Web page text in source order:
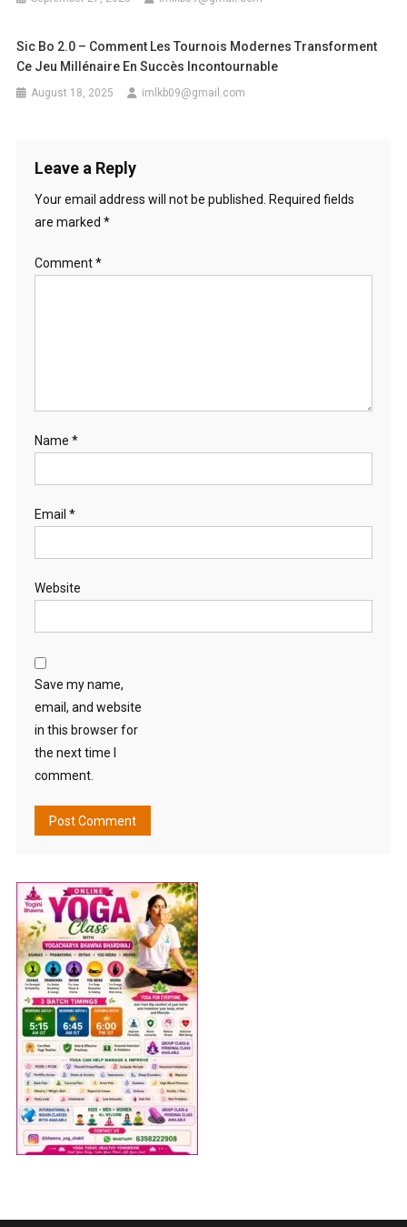
Sic Bo 2.0 – Comment Les Tournois Modernes Transforment
Ce Jeu Millénaire En Succès Incontournable
August 18, 2025 imlkb09@gmail.com
Leave a Reply
Your email address will not be published.
Required fields
are marked *
Comment*
Name *
Email *
Website
Save my name,
email, and website
in this browser for
the next time I
comment.